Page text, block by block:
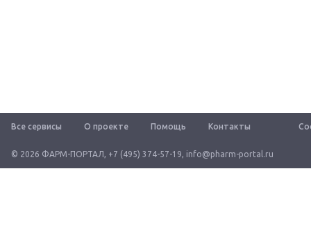
Все сервисы О проекте Помощь Контакты
© 2026 ФАРМ-ПОРТАЛ, +7 (495) 374-57-19, info@pharm-portal.ru